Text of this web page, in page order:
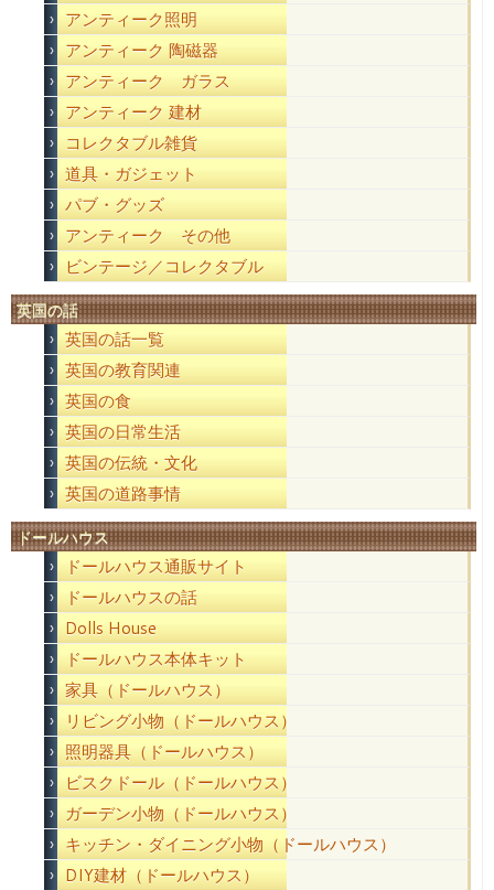
アンティーク照明
アンティーク 陶磁器
アンティーク ガラス
アンティーク 建材
コレクタブル雑貨
道具・ガジェット
パブ・グッズ
アンティーク その他
ビンテージ／コレクタブル
英国の話
英国の話一覧
英国の教育関連
英国の食
英国の日常生活
英国の伝統・文化
英国の道路事情
ドールハウス
ドールハウス通販サイト
ドールハウスの話
Dolls House
ドールハウス本体キット
家具（ドールハウス）
リビング小物（ドールハウス）
照明器具（ドールハウス）
ビスクドール（ドールハウス）
ガーデン小物（ドールハウス）
キッチン・ダイニング小物（ドールハウス）
DIY建材（ドールハウス）